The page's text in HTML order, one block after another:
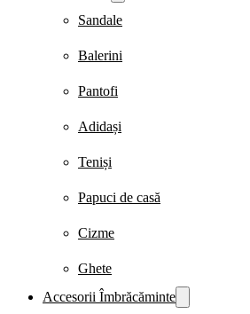
Sandale
Balerini
Pantofi
Adidași
Teniși
Papuci de casă
Cizme
Ghete
Accesorii Îmbrăcăminte